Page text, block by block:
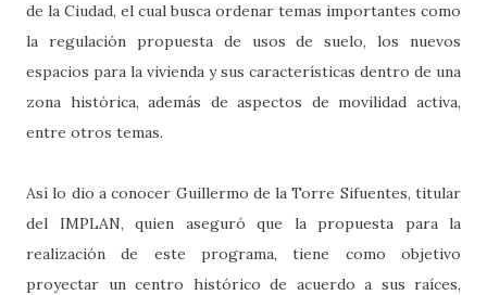
de la Ciudad, el cual busca ordenar temas importantes como
la regulación propuesta de usos de suelo, los nuevos
espacios para la vivienda y sus características dentro de una
zona histórica, además de aspectos de movilidad activa,
entre otros temas.
Así lo dio a conocer Guillermo de la Torre Sifuentes, titular
del IMPLAN, quien aseguró que la propuesta para la
realización de este programa, tiene como objetivo
proyectar un centro histórico de acuerdo a sus raíces,